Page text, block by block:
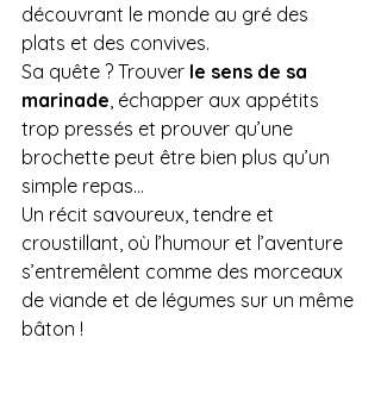
découvrant le monde au gré des
plats et des convives.
Sa quête ? Trouver le sens de sa
marinade , échapper aux appétits
trop pressés et prouver qu’une
brochette peut être bien plus qu’un
simple repas…
Un récit savoureux, tendre et
croustillant, où l’humour et l’aventure
s’entremêlent comme des morceaux
de viande et de légumes sur un même
bâton !